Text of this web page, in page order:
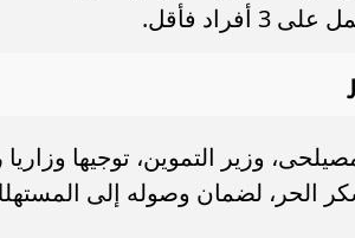
فأقل.
لضمان وصوله إلى المستهلك